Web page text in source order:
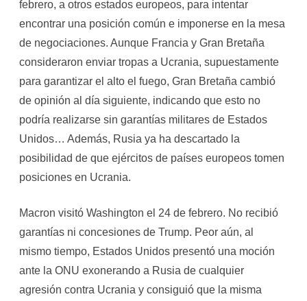
febrero, a otros estados europeos, para intentar
encontrar una posición común e imponerse en la mesa
de negociaciones. Aunque Francia y Gran Bretaña
consideraron enviar tropas a Ucrania, supuestamente
para garantizar el alto el fuego, Gran Bretaña cambió
de opinión al día siguiente, indicando que esto no
podría realizarse sin garantías militares de Estados
Unidos… Además, Rusia ya ha descartado la
posibilidad de que ejércitos de países europeos tomen
posiciones en Ucrania.
Macron visitó Washington el 24 de febrero. No recibió
garantías ni concesiones de Trump. Peor aún, al
mismo tiempo, Estados Unidos presentó una moción
ante la ONU exonerando a Rusia de cualquier
agresión contra Ucrania y consiguió que la misma